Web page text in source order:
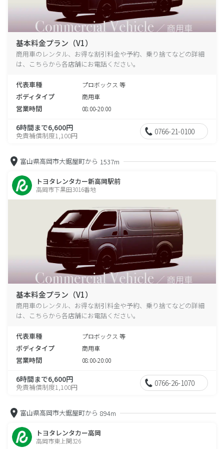
基本料金プラン（V1）
商用車のレンタル、お得な割引料金や予約、乗り捨てなどの詳細
は、こちらから各店舗にお電話ください。
代表車種 プロボックス 等
ボディタイプ 商用車
営業時間 08:00-20:00
6時間まで6,600円
免責補償制度1,100円 0766-21-0100
富山県高岡市大鋸屋町から 1537m
トヨタレンタカー新高岡駅前
高岡市下黒田3016番地
基本料金プラン（V1）
商用車のレンタル、お得な割引料金や予約、乗り捨てなどの詳細
は、こちらから各店舗にお電話ください。
代表車種 プロボックス 等
ボディタイプ 商用車
営業時間 08:00-20:00
6時間まで6,600円
免責補償制度1,100円 0766-26-1070
富山県高岡市大鋸屋町から 894m
トヨタレンタカー高岡
高岡市東上関326